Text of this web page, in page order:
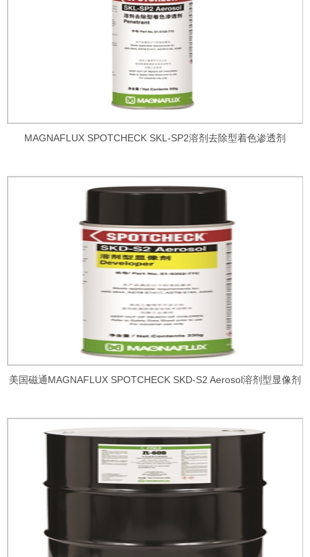
MAGNAFLUX SPOTCHECK SKL-SP2溶剂去除型着色渗透剂
美国磁通MAGNAFLUX SPOTCHECK SKD-S2 Aerosol溶剂型显像剂